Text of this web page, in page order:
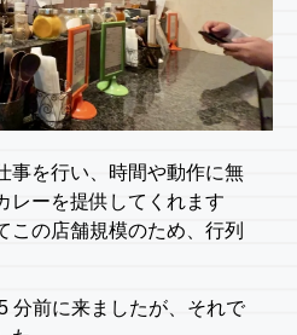
事を行い、時間や動作に無
レーを提供してくれます
この店舗規模のため、行列
分前に来ましたが、それで